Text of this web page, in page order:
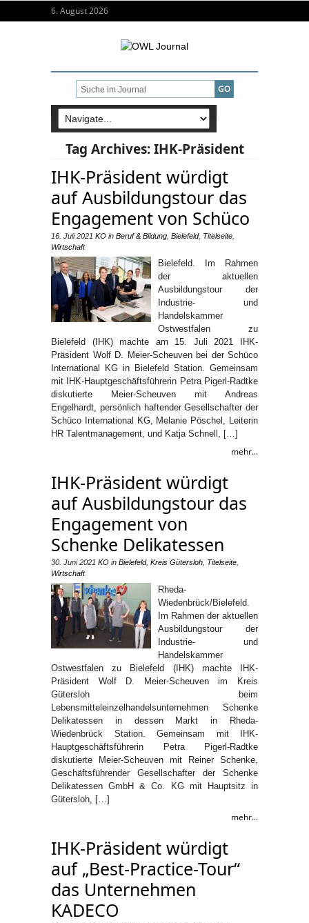
6. August 2026
Tag Archives:IHK-Präsident
IHK-Präsident würdigt
auf Ausbildungstour das
Engagement von Schüco
16. Juli 2021 KO in Beruf & Bildung Bielefeld, Titelseite
Wirtschaft
Bielefeld. Im Rahmen
der aktuellen
Ausbildungstour der
Industrie- und
Handelskammer
Ostwestfalen zu
Bielefeld (IHK) machte am 15. Juli 2021 IHK-
Präsident Wolf D. Meier-Scheuven bei der Schüco
International KG in Bielefeld Station. Gemeinsam
mit IHK-Hauptgeschäftsführerin Petra Pigerl-Radtke
diskutierte Meier-Scheuven mit Andreas
Engelhardt, persönlich haftender Gesellschafter der
Schüco International KG, Melanie Pöschel, Leiterin
HR Talentmanagement, und Katja Schnell, […]
mehr...
IHK-Präsident würdigt
auf Ausbildungstour das
Engagement von
Schenke Delikatessen
30. Juni 2021 KO in Bielefeld, Kreis Gütersloh Titelseite
Wirtschaft
Rheda-
Wiedenbrück/Bielefeld.
Im Rahmen der aktuellen
Ausbildungstour der
Industrie- und
Handelskammer
Ostwestfalen zu Bielefeld (IHK) machte IHK-
Präsident Wolf D. Meier-Scheuven im Kreis
Gütersloh beim
Lebensmitteleinzelhandelsunternehmen Schenke
Delikatessen in dessen Markt in Rheda-
Wiedenbrück Station. Gemeinsam mit IHK-
Hauptgeschäftsführerin Petra Pigerl-Radtke
diskutierte Meier-Scheuven mit Reiner Schenke,
Geschäftsführender Gesellschafter der Schenke
Delikatessen GmbH & Co. KG mit Hauptsitz in
Gütersloh, […]
mehr...
IHK-Präsident würdigt
auf „Best-Practice-Tour“
das Unternehmen
KADECO